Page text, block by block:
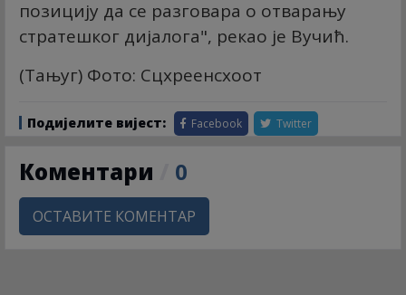
позицију да се разговара о отварању
стратешког дијалога", рекао је Вучић.
(Тањуг) Фото: Сцхреенсхоот
Подијелите вијест: Facebook Twitter
Коментари 0
ОСТАВИТЕ КОМЕНТАР